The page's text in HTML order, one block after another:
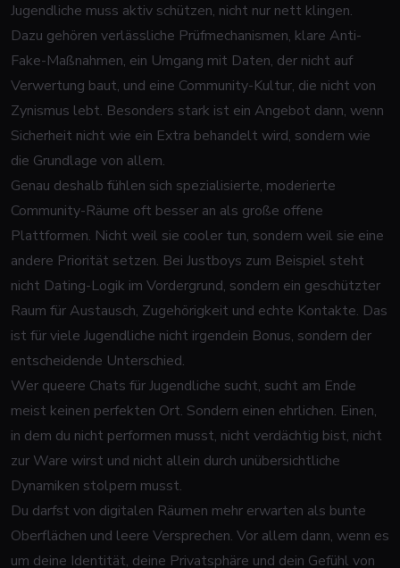
Jugendliche muss aktiv schützen, nicht nur nett klingen.
Dazu gehören verlässliche Prüfmechanismen, klare Anti-
Fake-Maßnahmen, ein Umgang mit Daten, der nicht auf
Verwertung baut, und eine Community-Kultur, die nicht von
Zynismus lebt. Besonders stark ist ein Angebot dann, wenn
Sicherheit nicht wie ein Extra behandelt wird, sondern wie
die Grundlage von allem.
Genau deshalb fühlen sich spezialisierte, moderierte
Community-Räume oft besser an als große offene
Plattformen. Nicht weil sie cooler tun, sondern weil sie eine
andere Priorität setzen. Bei Justboys zum Beispiel steht
nicht Dating-Logik im Vordergrund, sondern ein geschützter
Raum für Austausch, Zugehörigkeit und echte Kontakte. Das
ist für viele Jugendliche nicht irgendein Bonus, sondern der
entscheidende Unterschied.
Wer queere Chats für Jugendliche sucht, sucht am Ende
meist keinen perfekten Ort. Sondern einen ehrlichen. Einen,
in dem du nicht performen musst, nicht verdächtig bist, nicht
zur Ware wirst und nicht allein durch unübersichtliche
Dynamiken stolpern musst.
Du darfst von digitalen Räumen mehr erwarten als bunte
Oberflächen und leere Versprechen. Vor allem dann, wenn es
um deine Identität, deine Privatsphäre und dein Gefühl von